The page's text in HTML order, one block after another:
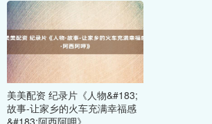
美美配资 纪录片《人物&#183;
故事-让家乡的火车充满幸福感